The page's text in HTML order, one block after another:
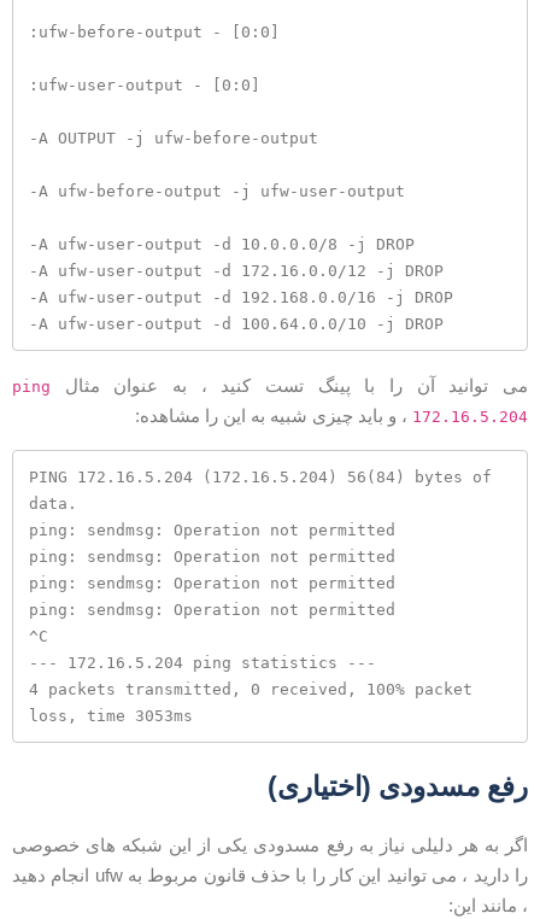
:ufw-before-output - [0:0]
:ufw-user-output - [0:0]
-A OUTPUT -j ufw-before-output
-A ufw-before-output -j ufw-user-output
-A ufw-user-output -d 10.0.0.0/8 -j DROP
-A ufw-user-output -d 172.16.0.0/12 -j DROP
-A ufw-user-output -d 192.168.0.0/16 -j DROP
-A ufw-user-output -d 100.64.0.0/10 -j DROP
توانید آن را با پینگ تست کنید ، به عنوان مثال ping
، و باید چیزی شبیه به این را مشاهده:
PING 172.16.5.204 (172.16.5.204) 56(84) bytes of
data.
ping: sendmsg: Operation not permitted
ping: sendmsg: Operation not permitted
ping: sendmsg: Operation not permitted
ping: sendmsg: Operation not permitted
^C
--- 172.16.5.204 ping statistics ---
4 packets transmitted, 0 received, 100% packet
loss, time 3053ms
مسدودی (اختیاری)
به هر دلیلی نیاز به رفع مسدودی یکی از این شبکه های خصوصی
را دارید ، می توانید این کار را با حذف قانون مربوط به ufw انجام دهید
مانند این: